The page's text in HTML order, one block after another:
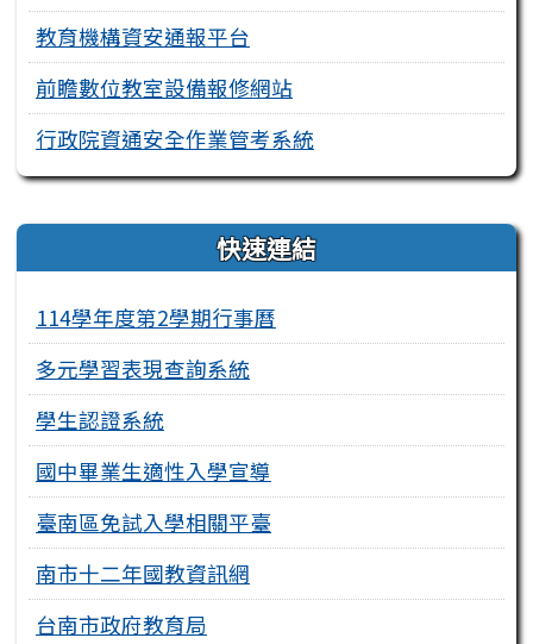
教育機構資安通報平台
前瞻數位教室設備報修網站
行政院資通安全作業管考系統
右邊區域內容 快速連結
114學年度第2學期行事曆
多元學習表現查詢系統
學生認證系統
國中畢業生適性入學宣導
臺南區免試入學相關平臺
南市十二年國教資訊網
台南市政府教育局